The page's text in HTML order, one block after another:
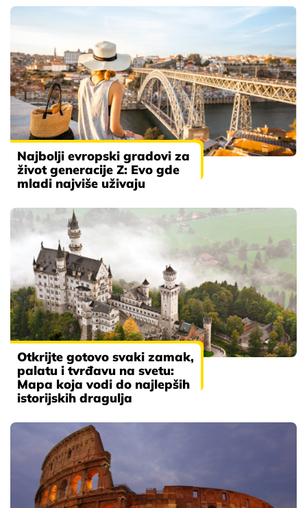
Najbolji evropski gradovi za
život generacije Z: Evo gde
mladi najviše uživaju
Otkrijte gotovo svaki zamak,
palatu i tvrđavu na svetu:
Mapa koja vodi do najlepših
istorijskih dragulja